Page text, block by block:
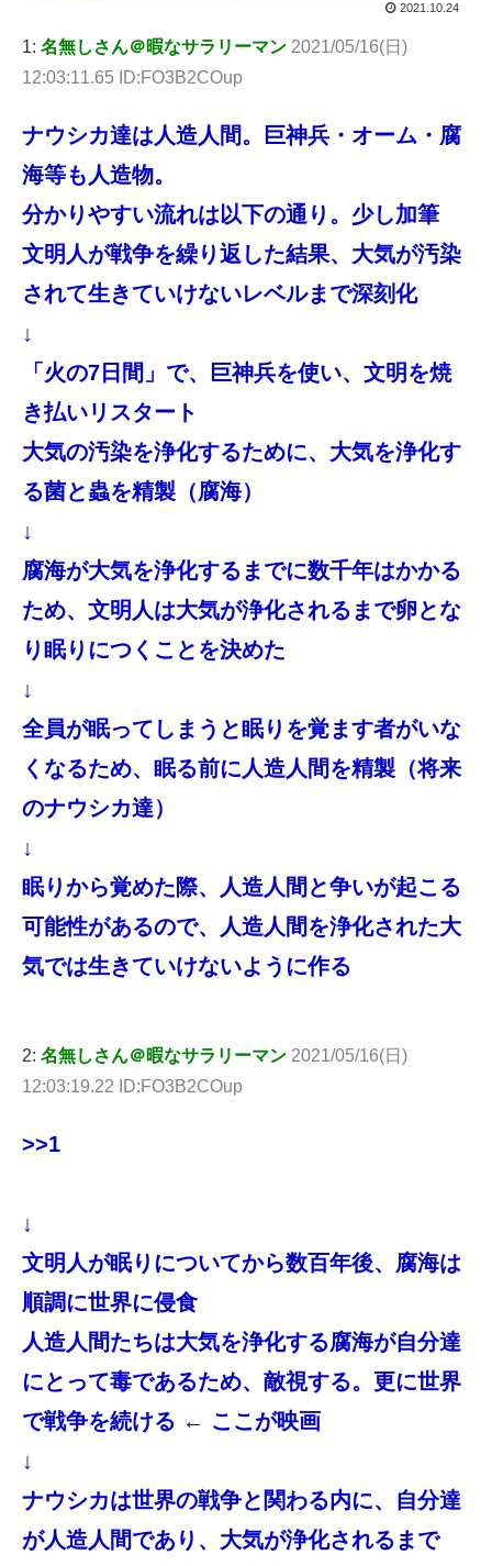
2021.10.24
1: 名無しさん＠暇なサラリーマン 2021/05/16(日)
12:03:11.65 ID:FO3B2COup
ナウシカ達は人造人間。巨神兵・オーム・腐
海等も人造物。
分かりやすい流れは以下の通り。少し加筆
文明人が戦争を繰り返した結果、大気が汚染
されて生きていけないレベルまで深刻化
↓
「火の7日間」で、巨神兵を使い、文明を焼
き払いリスタート
大気の汚染を浄化するために、大気を浄化す
る菌と蟲を精製（腐海）
↓
腐海が大気を浄化するまでに数千年はかかる
ため、文明人は大気が浄化されるまで卵とな
り眠りにつくことを決めた
↓
全員が眠ってしまうと眠りを覚ます者がいな
くなるため、眠る前に人造人間を精製（将来
のナウシカ達）
↓
眠りから覚めた際、人造人間と争いが起こる
可能性があるので、人造人間を浄化された大
気では生きていけないように作る
2: 名無しさん＠暇なサラリーマン 2021/05/16(日)
12:03:19.22 ID:FO3B2COup
>>1
↓
文明人が眠りについてから数百年後、腐海は
順調に世界に侵食
人造人間たちは大気を浄化する腐海が自分達
にとって毒であるため、敵視する。更に世界
で戦争を続ける ← ここが映画
↓
ナウシカは世界の戦争と関わる内に、自分達
が人造人間であり、大気が浄化されるまで